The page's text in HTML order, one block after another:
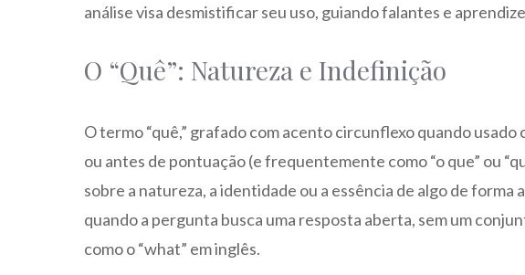
análise visa desmistificar seu uso, guiando falantes e
O “Quê”: Natureza e Indefinição
O termo “quê,” grafado com acento circunflexo quando
ou antes de pontuação (e frequentemente como “o que” ou
sobre a natureza, a identidade ou a essência de algo de forma
quando a pergunta busca uma resposta aberta, sem um
como o “what” em inglês.